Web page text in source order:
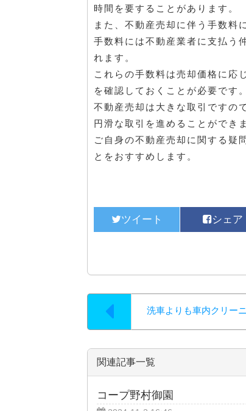
時間を要することがあります。
また、不動産売却に伴う手数料
手数料には不動産業者に支払う
れます。
これらの手数料は売却価格に応
を確認しておくことが必要です。
不動産売却は大きな取引ですの
円滑な取引を進めることができ
ご自身の不動産売却に関する疑
とをおすすめします。
洗車よりも車内クリー
関連記事一覧
コープ野村御園